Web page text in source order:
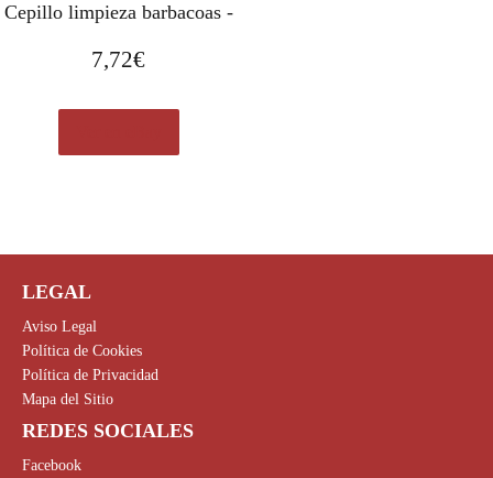
Cepillo limpieza barbacoas -
7,72€
LEGAL
Aviso Legal
Política de Cookies
Política de Privacidad
Mapa del Sitio
REDES SOCIALES
Facebook